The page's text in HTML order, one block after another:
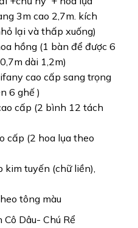
3m cao 2,7m. kích
lại và thấp xuống)
hồng (1 bàn để được 6
dài 1,2m)
cao cấp sang trọng
6 ghế )
cấp (2 bình 12 tách
cấp (2 hoa lụa theo
tuyến (chữ liền),
tông màu
Dâu- Chú Rể